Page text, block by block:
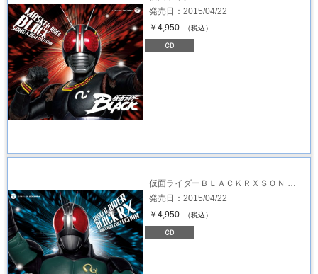
発売日：2015/04/22
￥4,950
（税込）
仮面ライダーＢＬＡＣＫＲＸＳＯＮ …
発売日：2015/04/22
￥4,950
（税込）